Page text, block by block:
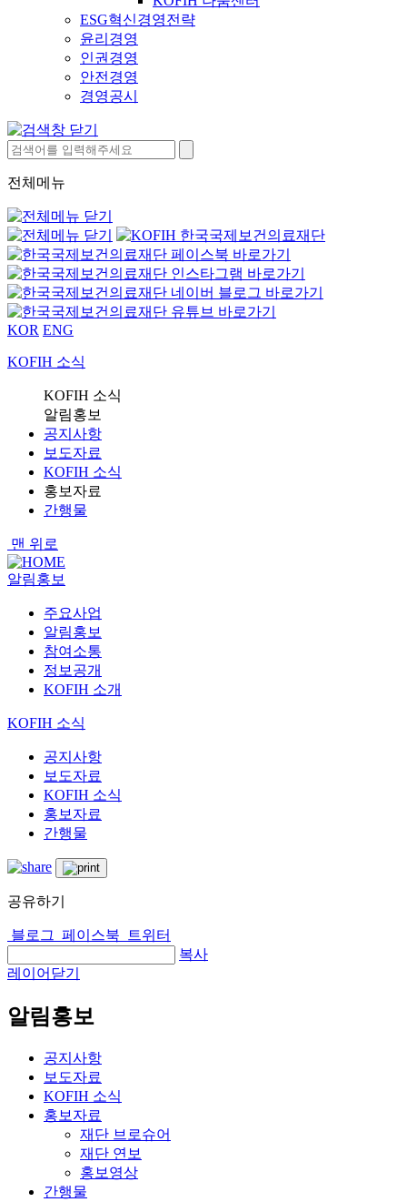
ESG혁신경영전략
윤리경영
인권경영
안전경영
경영공시
전체메뉴
KOR ENG
KOFIH 소식
KOFIH 소식
알림홍보
공지사항
보도자료
KOFIH 소식
홍보자료
간행물
맨 위로
알림홍보
주요사업
알림홍보
참여소통
정보공개
KOFIH 소개
KOFIH 소식
공지사항
보도자료
KOFIH 소식
홍보자료
간행물
공유하기
블로그 페이스북
트위터
복사
레이어닫기
알림홍보
공지사항
보도자료
KOFIH 소식
홍보자료
재단 브로슈어
재단 연보
홍보영상
간행물